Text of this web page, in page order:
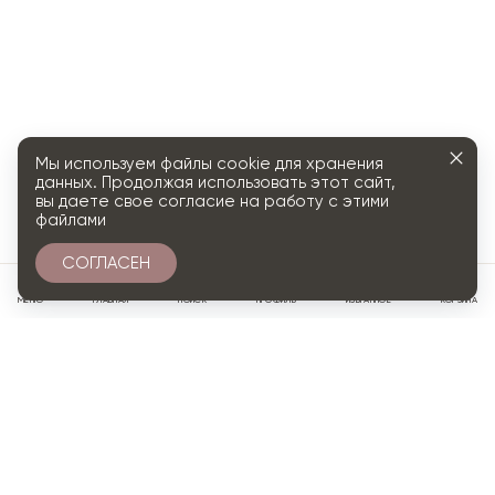
МЕНЮ ГЛАВНАЯ ПОИСК ПРОФИЛЬ ИЗБРАННОЕ КОРЗИНА
Мы используем файлы cookie для хранения
данных. Продолжая использовать этот сайт,
вы даете свое согласие на работу с этими
файлами
СОГЛАСЕН